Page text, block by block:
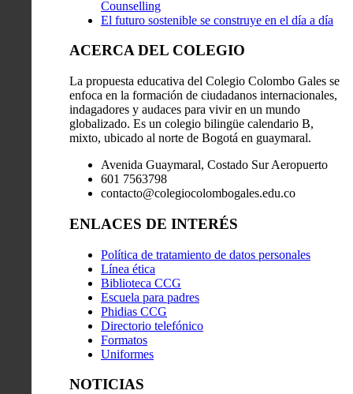
Counselling
El futuro sostenible se construye en el día a día
ACERCA DEL COLEGIO
La propuesta educativa del Colegio Colombo Gales se
enfoca en la formación de ciudadanos internacionales,
indagadores y audaces para vivir en un mundo
globalizado. Es un colegio bilingüe calendario B,
mixto, ubicado al norte de Bogotá en guaymaral.
Avenida Guaymaral, Costado Sur Aeropuerto
601 7563798
contacto@colegiocolombogales.edu.co
ENLACES DE INTERÉS
Política de tratamiento de datos personales
Línea ética
Biblioteca CCG
Escuela para padres
Phidias CCG
Directorio telefónico
Formatos
Uniformes
NOTICIAS